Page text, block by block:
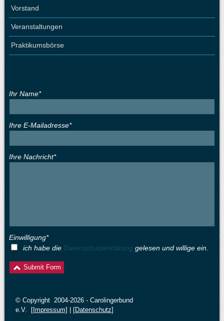
Vorstand
Veranstaltungen
Praktikumsbörse
Ihr Name*
Ihre E-Mailadresse*
Ihre Nachricht*
Einwilligung*
ich habe die Datenschutzerklärung gelesen und willige ein.
© Copyright 2004-2026 - Carolingerbund
e.V. [Impressum] | [Datenschutz]